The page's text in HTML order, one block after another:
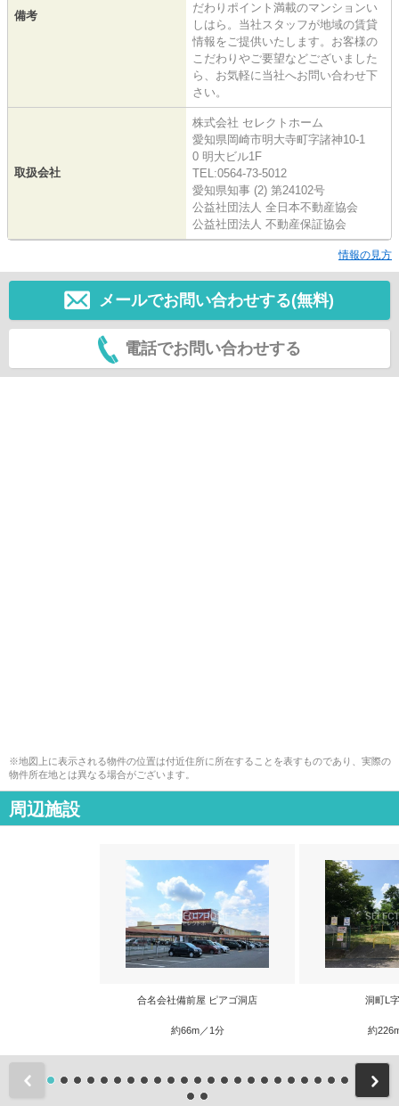
備考
だわりポイント満載のマンションい
しはら。当社スタッフが地域の賃貸
情報をご提供いたします。お客様の
こだわりやご要望などございました
ら、お気軽に当社へお問い合わせ下
さい。
取扱会社
株式会社 セレクトホーム
愛知県岡崎市明大寺町字諸神10-1
0 明大ビル1F
TEL:0564-73-5012
愛知県知事 (2) 第24102号
公益社団法人 全日本不動産協会
公益社団法人 不動産保証協会
情報の見方
メールでお問い合わせする(無料)
電話でお問い合わせする
※地図上に表示される物件の位置は付近住所に所在することを表すものであり、実際の
物件所在地とは異なる場合がございます。
周辺施設
合名会社備前屋 ピアゴ洞店
約66m／1分
洞町L
約
前